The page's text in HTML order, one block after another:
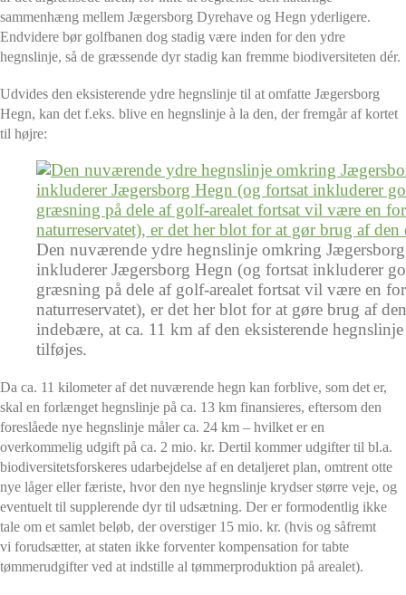
sammenhæng mellem Jægersborg Dyrehave og Hegn yderligere.
Endvidere bør golfbanen dog stadig være inden for den ydre
hegnslinje, så de græssende dyr stadig kan fremme biodiversiteten dér.
Udvides den eksisterende ydre hegnslinje til at omfatte Jægersborg
Hegn, kan det f.eks. blive en hegnslinje à la den, der fremgår af kortet
til højre:
Den nuværende ydre hegnslinje omkring
inkluderer Jægersborg Hegn (og fortsat inkluderer
græsning på dele af golf-arealet fortsat vil være en
naturreservatet), er det her blot for at gøre brug af
indebære, at ca. 11 km af den eksisterende
tilføjes.
Da ca. 11 kilometer af det nuværende hegn kan forblive, som det er,
skal en forlænget hegnslinje på ca. 13 km finansieres, eftersom den
foreslåede nye hegnslinje måler ca. 24 km – hvilket er en
overkommelig udgift på ca. 2 mio. kr. Dertil kommer udgifter til bl.a.
biodiversitetsforskeres udarbejdelse af en detaljeret plan, omtrent otte
nye låger eller færiste, hvor den nye hegnslinje krydser større veje, og
eventuelt til supplerende dyr til udsætning. Der er formodentlig ikke
tale om et samlet beløb, der overstiger 15 mio. kr. (hvis og såfremt
vi forudsætter, at staten ikke forventer kompensation for tabte
tømmerudgifter ved at indstille al tømmerproduktion på arealet).